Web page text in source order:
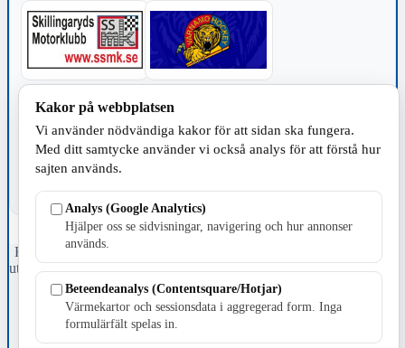
TILLVERKNING
Fristående webbtidningsföretag grundat 1991 som sedan 2002 ger
ut tidningen Skillingaryd.nu och 2010 lanserades Värnamo.nu. Från
april 2026 omfattar Skillingaryd.nu tre kommuner: Gnosjö,
Värnamo och Vaggeryds kommun.
Kontakta oss
Kakor på webbplatsen
Vi använder nödvändiga kakor för att sidan ska fungera.
Med ditt samtycke använder vi också analys för att förstå hur
sajten används.
Analys (Google Analytics)
Hjälper oss se sidvisningar, navigering och hur annonser
används.
Beteendeanalys (Contentsquare/Hotjar)
Värmekartor och sessionsdata i aggregerad form. Inga
formulärfält spelas in.